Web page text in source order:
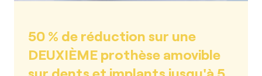
50 % de réduction sur une
DEUXIÈME prothèse amovible
sur dents et implants jusqu'à 5